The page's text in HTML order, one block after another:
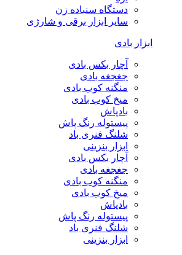
دستگاه سنباده زن
سایر ابزار برقی و شارژی
ابزار بادی
آچار بکس بادی
جغجغه بادی
منگنه کوب بادی
میخ کوب بادی
بادپاش
پیستوله رنگ پاش
شلنگ فنری باد
ابزار بنزینی
آچار بکس بادی
جغجغه بادی
منگنه کوب بادی
میخ کوب بادی
بادپاش
پیستوله رنگ پاش
شلنگ فنری باد
ابزار بنزینی